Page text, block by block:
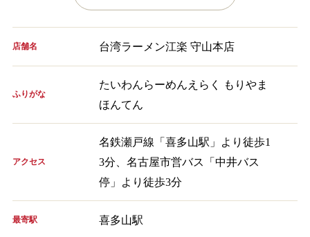
店舗名 台湾ラーメン江楽 守山本店
ふりがな
たいわんらーめんえらく もりやま
ほんてん
アクセス
名鉄瀬戸線「喜多山駅」より徒歩1
3分、名古屋市営バス「中井バス
停」より徒歩3分
最寄駅 喜多山駅